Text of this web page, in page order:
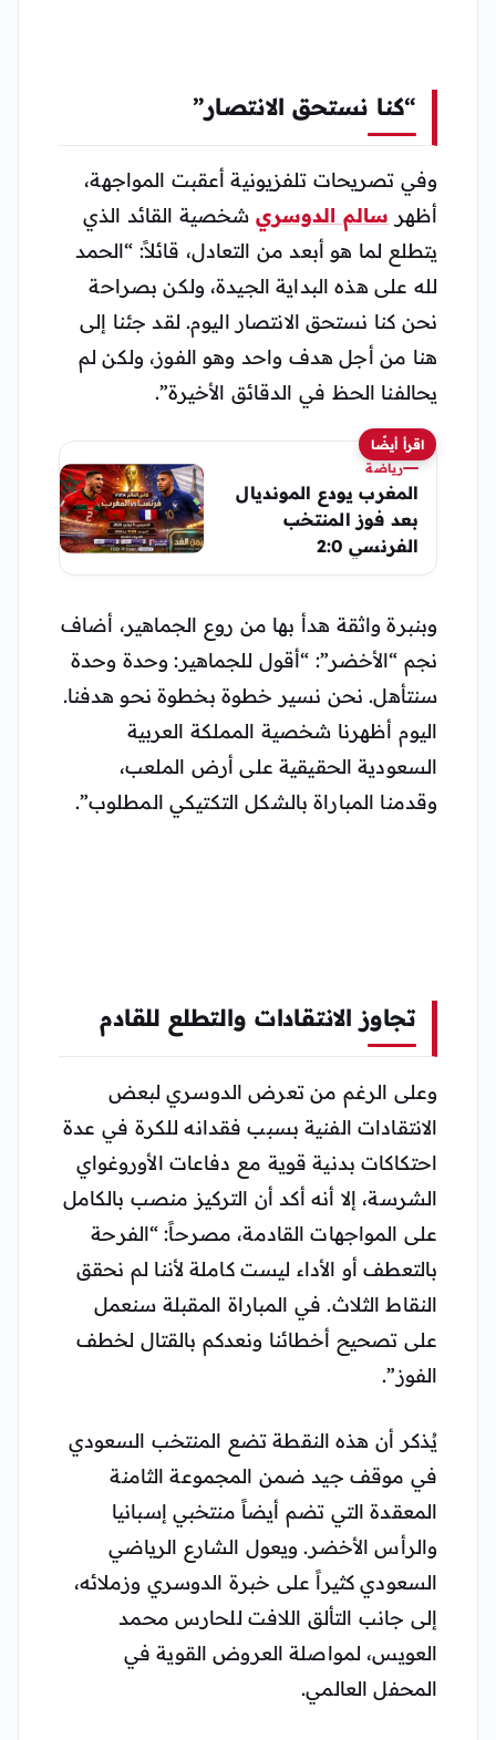
“كنا نستحق الانتصار”
وفي تصريحات تلفزيونية أعقبت المواجهة،
أظهر سالم الدوسري شخصية القائد الذي
يتطلع لما هو أبعد من التعادل، قائلاً: “الحمد
لله على هذه البداية الجيدة، ولكن بصراحة
نحن كنا نستحق الانتصار اليوم. لقد جئنا إلى
هنا من أجل هدف واحد وهو الفوز، ولكن لم
يحالفنا الحظ في الدقائق الأخيرة”.
اقرأ أيضًا
رياضة
المغرب يودع المونديال
بعد فوز المنتخب
الفرنسي 2:0
وبنبرة واثقة هدأ بها من روع الجماهير، أضاف
نجم “الأخضر”: “أقول للجماهير: وحدة وحدة
سنتأهل. نحن نسير خطوة بخطوة نحو هدفنا.
اليوم أظهرنا شخصية المملكة العربية
السعودية الحقيقية على أرض الملعب،
وقدمنا المباراة بالشكل التكتيكي المطلوب”.
تجاوز الانتقادات والتطلع للقادم
وعلى الرغم من تعرض الدوسري لبعض
الانتقادات الفنية بسبب فقدانه للكرة في عدة
احتكاكات بدنية قوية مع دفاعات الأوروغواي
الشرسة، إلا أنه أكد أن التركيز منصب بالكامل
على المواجهات القادمة، مصرحاً: “الفرحة
بالتعطف أو الأداء ليست كاملة لأننا لم نحقق
النقاط الثلاث. في المباراة المقبلة سنعمل
على تصحيح أخطائنا ونعدكم بالقتال لخطف
الفوز”.
يُذكر أن هذه النقطة تضع المنتخب السعودي
في موقف جيد ضمن المجموعة الثامنة
المعقدة التي تضم أيضاً منتخبي إسبانيا
والرأس الأخضر. ويعول الشارع الرياضي
السعودي كثيراً على خبرة الدوسري وزملائه،
إلى جانب التألق اللافت للحارس محمد
العويس، لمواصلة العروض القوية في
المحفل العالمي.